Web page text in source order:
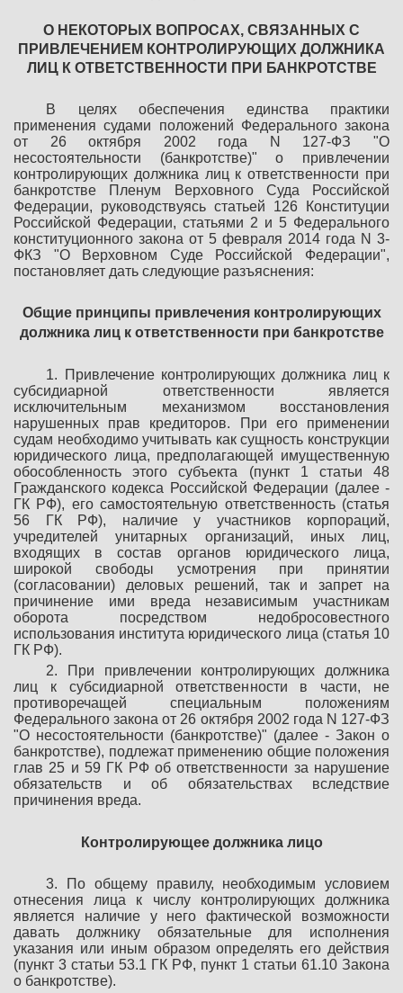
О НЕКОТОРЫХ ВОПРОСАХ, СВЯЗАННЫХ С
ПРИВЛЕЧЕНИЕМ КОНТРОЛИРУЮЩИХ ДОЛЖНИКА
ЛИЦ К ОТВЕТСТВЕННОСТИ ПРИ БАНКРОТСТВЕ
В целях обеспечения единства практики
применения судами положений Федерального закона
от 26 октября 2002 года N 127-ФЗ "О
несостоятельности (банкротстве)" о привлечении
контролирующих должника лиц к ответственности при
банкротстве Пленум Верховного Суда Российской
Федерации, руководствуясь статьей 126 Конституции
Российской Федерации, статьями 2 и 5 Федерального
конституционного закона от 5 февраля 2014 года N 3-
ФКЗ "О Верховном Суде Российской Федерации",
постановляет дать следующие разъяснения:
Общие принципы привлечения контролирующих
должника лиц к ответственности при банкротстве
1. Привлечение контролирующих должника лиц к
субсидиарной ответственности является
исключительным механизмом восстановления
нарушенных прав кредиторов. При его применении
судам необходимо учитывать как сущность конструкции
юридического лица, предполагающей имущественную
обособленность этого субъекта (пункт 1 статьи 48
Гражданского кодекса Российской Федерации (далее -
ГК РФ), его самостоятельную ответственность (статья
56 ГК РФ), наличие у участников корпораций,
учредителей унитарных организаций, иных лиц,
входящих в состав органов юридического лица,
широкой свободы усмотрения при принятии
(согласовании) деловых решений, так и запрет на
причинение ими вреда независимым участникам
оборота посредством недобросовестного
использования института юридического лица (статья 10
ГК РФ).
2. При привлечении контролирующих должника
лиц к субсидиарной ответственности в части, не
противоречащей специальным положениям
Федерального закона от 26 октября 2002 года N 127-ФЗ
"О несостоятельности (банкротстве)" (далее - Закон о
банкротстве), подлежат применению общие положения
глав 25 и 59 ГК РФ об ответственности за нарушение
обязательств и об обязательствах вследствие
причинения вреда.
Контролирующее должника лицо
3. По общему правилу, необходимым условием
отнесения лица к числу контролирующих должника
является наличие у него фактической возможности
давать должнику обязательные для исполнения
указания или иным образом определять его действия
(пункт 3 статьи 53.1 ГК РФ, пункт 1 статьи 61.10 Закона
о банкротстве).